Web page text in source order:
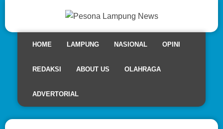
HOME LAMPUNG NASIONAL OPINI
REDAKSI ABOUT US OLAHRAGA
ADVERTORIAL